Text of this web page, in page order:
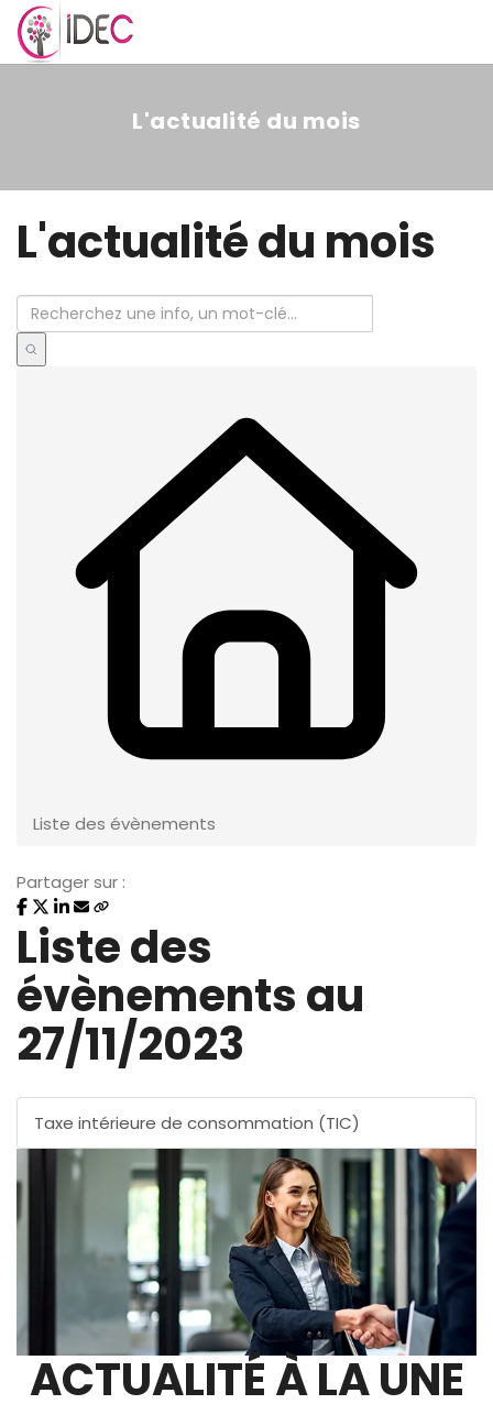
MENU
L'actualité du mois
L'actualité du mois
Liste des évènements
Partager sur :
Liste des
évènements au
27/11/2023
Taxe intérieure de consommation (TIC)
ACTUALITÉ À LA UNE